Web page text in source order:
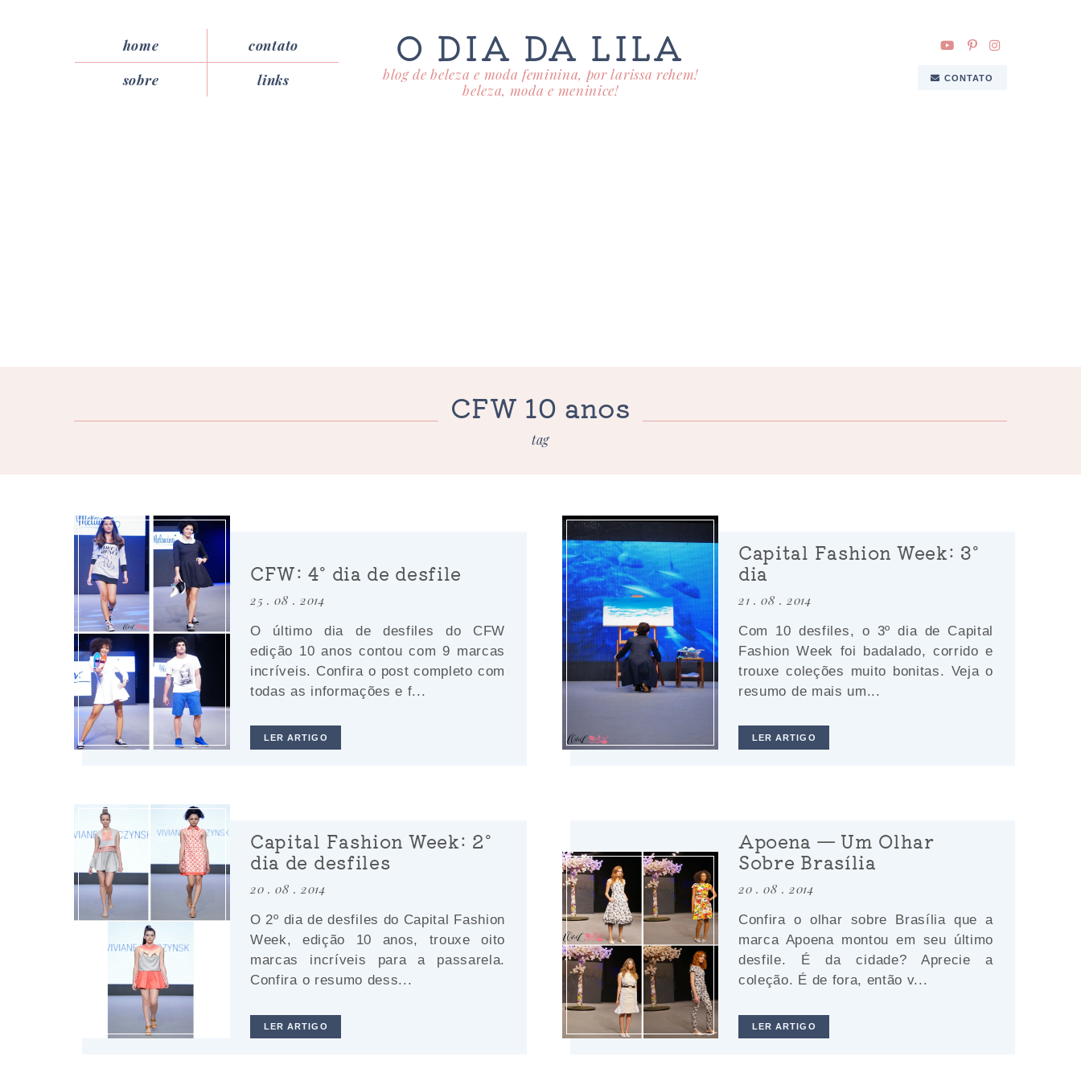
home
contato
sobre
links
O DIA DA LILA
blog de beleza e moda feminina, por larissa rehem!
beleza, moda e meninice!
CONTATO
CFW 10 anos
tag
CFW: 4º dia de desfile
25 . 08 . 2014
O último dia de desfiles do CFW
edição 10 anos contou com 9 marcas
incríveis. Confira o post completo com
todas as informações e f...
LER ARTIGO
Capital Fashion Week: 3º
dia
21 . 08 . 2014
Com 10 desfiles, o 3º dia de Capital
Fashion Week foi badalado, corrido e
trouxe coleções muito bonitas. Veja o
resumo de mais um...
LER ARTIGO
Capital Fashion Week: 2º
dia de desfiles
20 . 08 . 2014
O 2º dia de desfiles do Capital Fashion
Week, edição 10 anos, trouxe oito
marcas incríveis para a passarela.
Confira o resumo dess...
LER ARTIGO
Apoena — Um Olhar
Sobre Brasília
20 . 08 . 2014
Confira o olhar sobre Brasília que a
marca Apoena montou em seu último
desfile. É da cidade? Aprecie a
coleção. É de fora, então v...
LER ARTIGO